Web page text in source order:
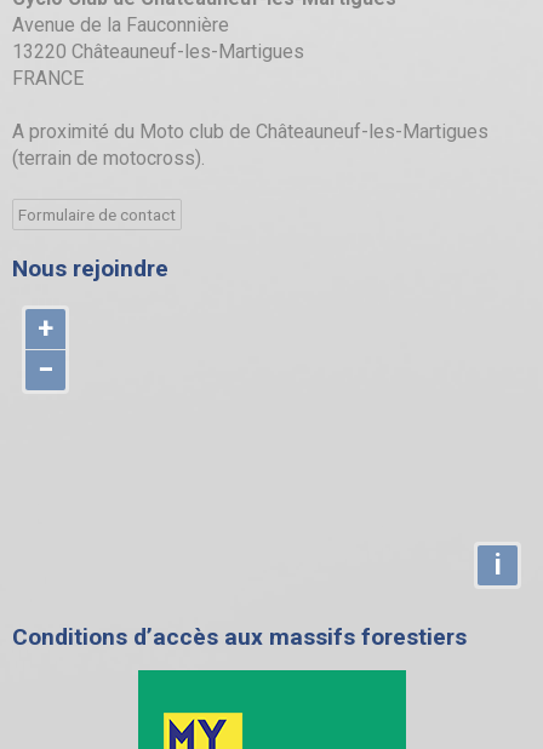
Avenue de la Fauconnière
13220 Châteauneuf-les-Martigues
FRANCE
A proximité du Moto club de Châteauneuf-les-Martigues
(terrain de motocross).
Formulaire de contact
Nous rejoindre
+
−
i
Conditions d’accès aux massifs forestiers